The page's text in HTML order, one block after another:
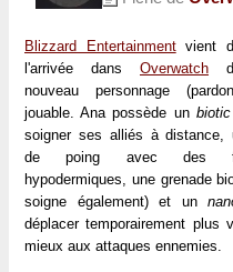
Blizzard Entertainmentvient
l'arrivée dans Overwatch
nouveau personnage
jouable. Ana possède un
soigner ses alliés à distance,
de poing avec des
hypodermiques, une grenade
soigne également) et un
déplacer temporairement
mieux aux attaques ennemies.